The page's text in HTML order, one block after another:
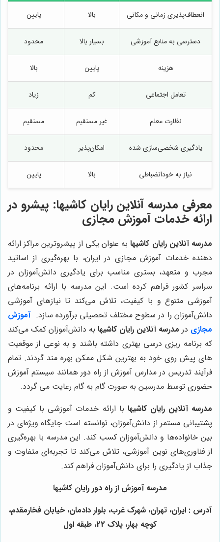
انعطاف‌پذیری زمانی و مکانی بالا پایین
دسترسی به منابع آموزشی بسیار بالا محدود
هزینه پایین بالا
تعامل اجتماعی کم زیاد
نظارت معلم غیر مستقیم مستقیم
یادگیری شخصی‌سازی شده امکان‌پذیر محدود
نیاز به خودانضباطی بالا پایین
معرفی مدرسه آنلاین رایان کاشیها: پیشرو در
ارائه خدمات آموزش مجازی
مدرسه آنلاین رایان کاشیهابه عنوان یکی از پیشروترین مراکز ارائه
دهنده خدمات آموزش مجازی در ایران، با بهره‌گیری از اساتید
مجرب و متعهد، بستری مناسب برای یادگیری دانش‌آموزان در
سراسر کشور فراهم کرده است. این مدرسه با ارائه برنامه‌های
آموزشی متنوع و با کیفیت، تلاش می‌کند تا نیازهای آموزشی
دانش‌آموزان را در سطوح مختلف تحصیلی برآورده سازد. آموزش
مجازی در مدرسه آنلاین رایان کاشیها به دانش‌آموزان کمک می‌کند
که برنامه ریزی درسی بهتری داشته باشند و به نوعی از موقعیت
های پیش روی خود به بهترین شکل ممکن بهره مند گردند. تمام
فرآیند تدریس در مدارس آموزش از راه دور همانند سیستم آموزش
حضوری توسط مدرسین به صورت گام به گام رعایت می گردد.
مدرسه آنلاین رایان کاشیها با ارائه خدمات آموزشی با کیفیت و
پشتیبانی مستمر از دانش‌آموزان، توانسته است جایگاه ویژه‌ای در
بین خانواده‌ها و دانش‌آموزان کسب کند. این مدرسه با بهره‌گیری
از فناوری‌های نوین آموزشی، تلاش می‌کند تا تجربه‌ای متفاوت و
جذاب از یادگیری را برای دانش‌آموزان فراهم کند.
مدرسه آموزش از راه دور رایان کاشیها
آدرس : ایران، تهران، شهرک غرب، بلوار دادمان، خیابان فخارمقدم،
کوچه بهار، پلاک 22، طبقه اول